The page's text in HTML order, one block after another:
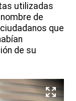
utilizadas
de
que
de su